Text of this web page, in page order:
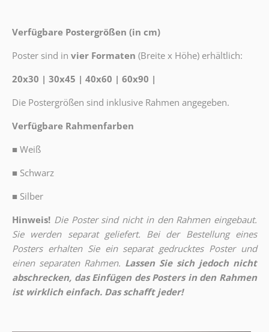
Verfügbare Postergrößen (in cm)
Poster sind in vier Formaten (Breite x Höhe) erhältlich:
20x30 | 30x45 | 40x60 | 60x90 |
Die Postergrößen sind inklusive Rahmen angegeben.
Verfügbare Rahmenfarben
■ Weiß
■ Schwarz
■ Silber
Hinweis! Die Poster sind nicht in den Rahmen eingebaut.
Sie werden separat geliefert. Bei der Bestellung eines
Posters erhalten Sie ein separat gedrucktes Poster und
einen separaten Rahmen. Lassen Sie sich jedoch nicht
abschrecken, das Einfügen des Posters in den Rahmen
ist wirklich einfach. Das schafft jeder!